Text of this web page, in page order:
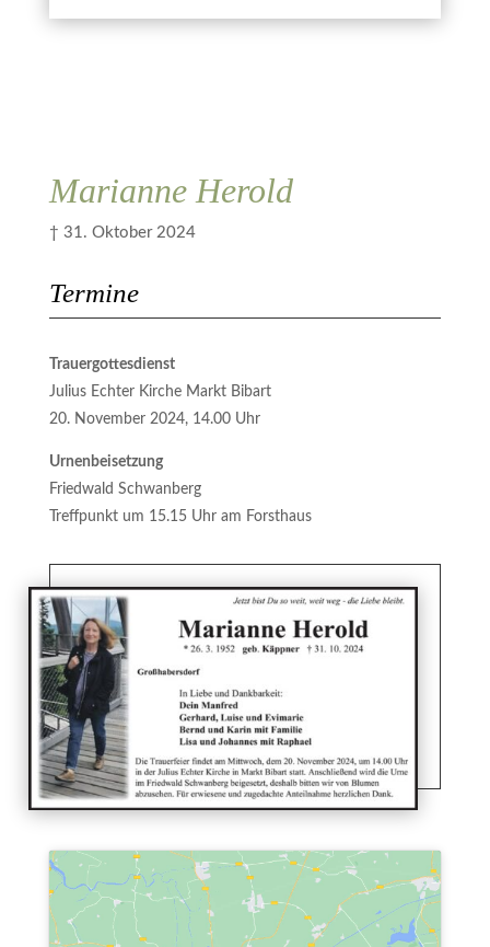
Marianne Herold
† 31. Oktober 2024
Termine
Trauergottesdienst
Julius Echter Kirche Markt Bibart
20. November 2024, 14.00 Uhr
Urnenbeisetzung
Friedwald Schwanberg
Treffpunkt um 15.15 Uhr am Forsthaus